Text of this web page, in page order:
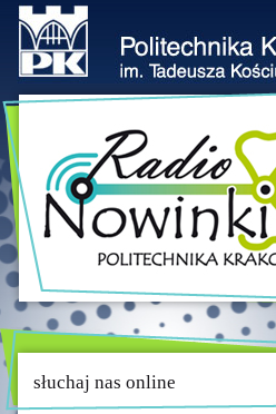
słuchaj nas online